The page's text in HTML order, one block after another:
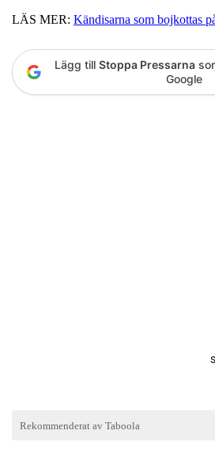
LÄS MER: Kändisarna som bojkottas
Lägg till Stoppa Pressarna
Google